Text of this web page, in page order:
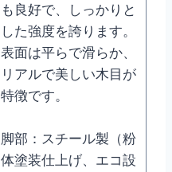
も良好で、しっかりと
した強度を誇ります。
表面は平らで滑らか、
リアルで美しい木目が
特徴です。
脚部：スチール製（粉
体塗装仕上げ、エコ設